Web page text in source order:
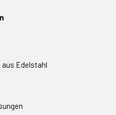
aus Edelstahl